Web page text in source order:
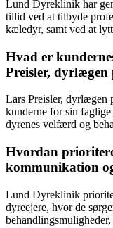
Lund Dyreklinik har
tillid ved at tilbyde
kæledyr, samt ved at
Hvad er
Preisler,
Lars Preisler, dyrlægen
kunderne for sin
dyrenes velfærd og
Hvordan
kommunikation
Lund Dyreklinik
dyreejere, hvor de